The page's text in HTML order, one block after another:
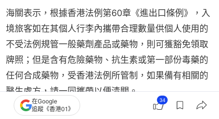
海關表示，根據香港法例第60章《進出口條例》，入
境旅客如在其個人行李內攜帶合理數量供個人使用的
不受法例規管一般藥劑產品或藥物，則可獲豁免領取
牌照；但是含有危險藥物、抗生素或第一部份毒藥的
任何合成藥物，受香港法例所管制，如果備有相關的
醫生處方，請一同攜帶以便清關。
在Google
追蹤《香港01》
34